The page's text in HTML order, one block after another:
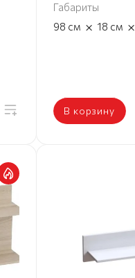
Габариты
98 см × 18 см ×
В корзину